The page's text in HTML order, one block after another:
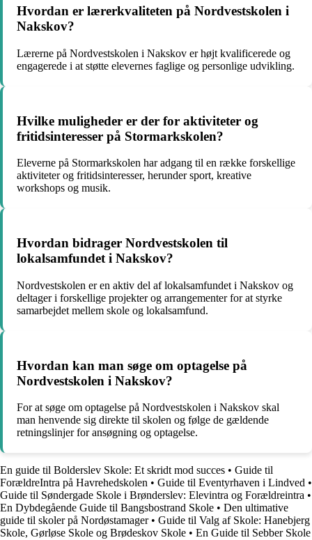
Hvordan er lærerkvaliteten på Nordvestskolen i
Nakskov?
Lærerne på Nordvestskolen i Nakskov er højt kvalificerede og
engagerede i at støtte elevernes faglige og personlige udvikling.
Hvilke muligheder er der for aktiviteter og
fritidsinteresser på Stormarkskolen?
Eleverne på Stormarkskolen har adgang til en række forskellige
aktiviteter og fritidsinteresser, herunder sport, kreative
workshops og musik.
Hvordan bidrager Nordvestskolen til
lokalsamfundet i Nakskov?
Nordvestskolen er en aktiv del af lokalsamfundet i Nakskov og
deltager i forskellige projekter og arrangementer for at styrke
samarbejdet mellem skole og lokalsamfund.
Hvordan kan man søge om optagelse på
Nordvestskolen i Nakskov?
For at søge om optagelse på Nordvestskolen i Nakskov skal
man henvende sig direkte til skolen og følge de gældende
retningslinjer for ansøgning og optagelse.
En guide til Bolderslev Skole: Et skridt mod succes • Guide til
ForældreIntra på Havrehedskolen • Guide til Eventyrhaven i Lindved •
Guide til Søndergade Skole i Brønderslev: Elevintra og Forældreintra •
En Dybdegående Guide til Bangsbostrand Skole • Den ultimative
guide til skoler på Nordøstamager• Guide til Valg af Skole: Hanebjerg
Skole, Gørløse Skole og Brødeskov Skole • En Guide til Sebber Skole